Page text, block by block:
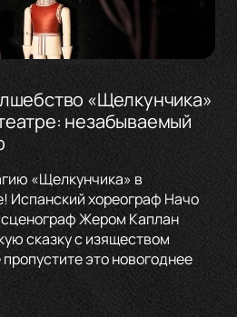
«Щелкунчика»
незабываемый
«Щелкунчика» в
Испанский хореограф Начо
Жером Каплан
сказку с изяществом
это новогоднее